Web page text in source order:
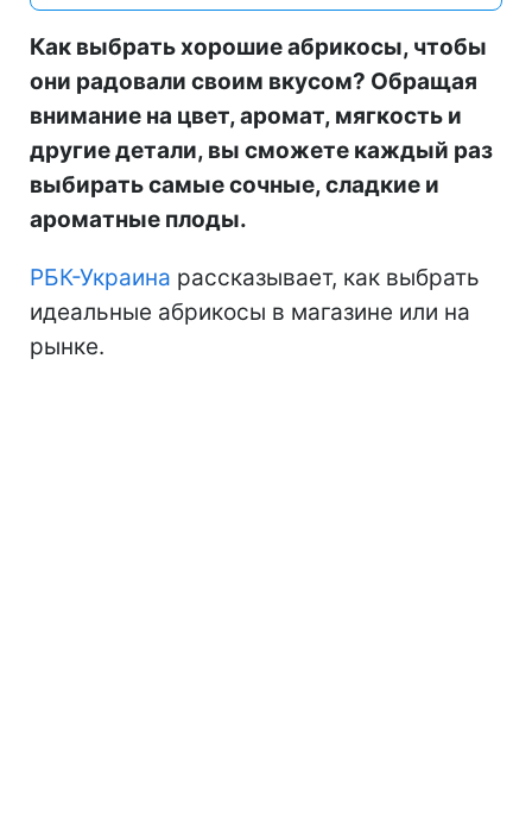
Как выбрать хорошие абрикосы, чтобы
они радовали своим вкусом? Обращая
внимание на цвет, аромат, мягкость и
другие детали, вы сможете каждый раз
выбирать самые сочные, сладкие и
ароматные плоды.
РБК-Украина рассказывает, как выбрать
идеальные абрикосы в магазине или на
рынке.